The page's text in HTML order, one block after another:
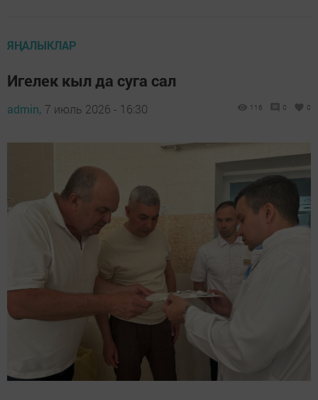
ЯҢАЛЫКЛАР
Игелек кыл да суга сал
admin, 7 июль 2026 - 16:30 116 0 0